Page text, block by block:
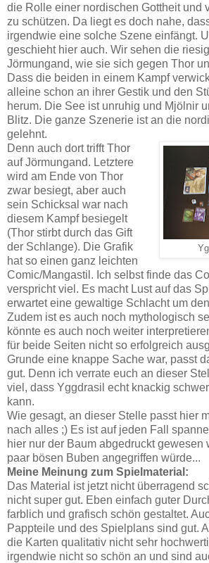
die Rolle einer nordischen Gottheit und
zu schützen. Da liegt es doch nahe,
irgendwie eine solche Szene einfängt.
geschieht hier auch. Wir sehen die
Jörmungand, wie sie sich gegen Thor
Dass die beiden in einem Kampf
alleine schon an ihrer Gestik und den
herum. Die See ist unruhig und Mjölnir
Blitz. Die ganze Szenerie ist an die
gelehnt.
Denn auch dort trifft Thor
auf Jörmungand. Letztere
wird am Ende von Thor
zwar besiegt, aber auch
sein Schicksal war nach
diesem Kampf besiegelt
(Thor stirbt durch das Gift
der Schlange). Die Grafik
hat so einen ganz leichten
Comic/Mangastil. Ich selbst finde das
verspricht viel. Es macht Lust auf das
erwartet eine gewaltige Schlacht um
Zudem ist es auch noch mythologisch
könnte es auch noch weiter
für beide Seiten nicht so erfolgreich
Grunde eine knappe Sache war, passt
gut. Denn ich verrate euch an dieser
viel, dass Yggdrasil echt knackig
kann.
Wie gesagt, an dieser Stelle passt hier
nach alles ;) Es ist auf jeden Fall
hier nur der Baum abgedruckt gewesen
paar bösen Buben angegriffen würde...
Meine Meinung zum Spielmaterial:
Das Material ist jetzt nicht überragend
nicht super gut. Eben einfach guter
farblich und grafisch schön gestaltet.
Pappteile und des Spielplans sind gut.
die Karten qualitativ nicht sehr
irgendwie nicht so schön an und sind